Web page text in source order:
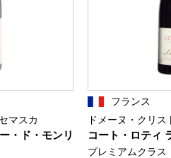
マスカ
・ド・モンリ
フランス
ドメーヌ・クリス
コート・ロティ
プレミアムクラス